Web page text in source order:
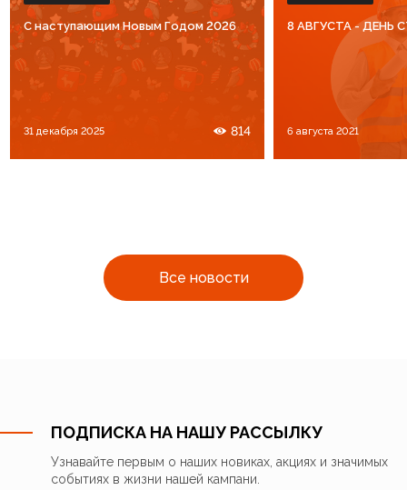
Все новости
C наступающим Новым Годом 2026
31 декабря 2025 814
8 АВГУСТА - ДЕНЬ
6 августа 2021
ПОДПИСКА НА НАШУ РАССЫЛКУ
Узнавайте первым о наших новиках, акциях и значимых
событиях в жизни нашей кампани.